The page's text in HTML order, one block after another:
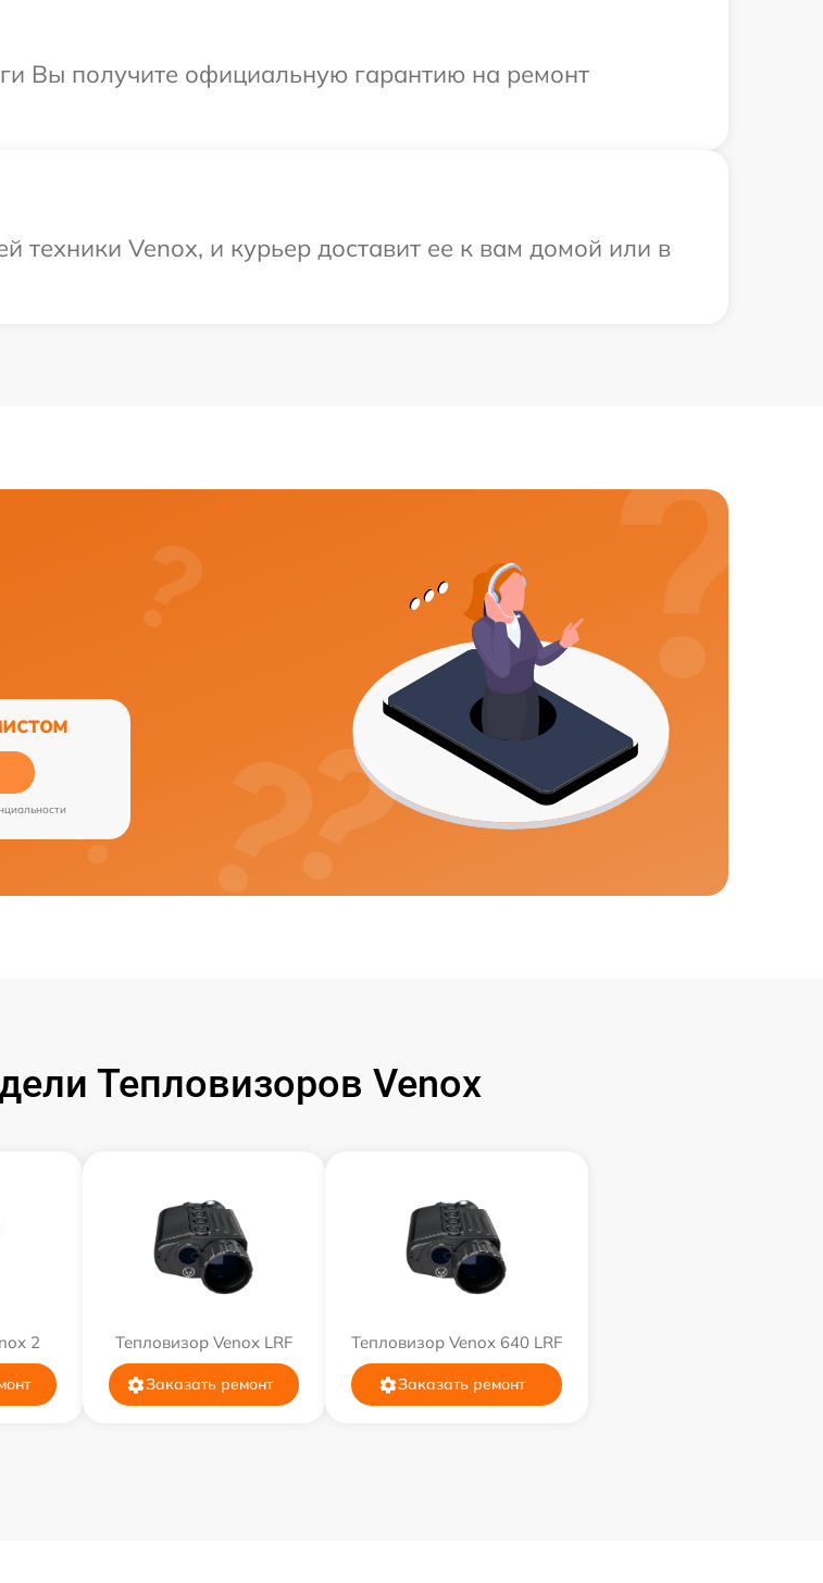
Вы получите официальную гарантию на ремонт
техники Venox, и курьер доставит ее к вам домой или в
Тепловизоров Venox
2 Тепловизор Venox LRF
Заказать ремонт
Тепловизор Venox 640 LRF
Заказать ремонт